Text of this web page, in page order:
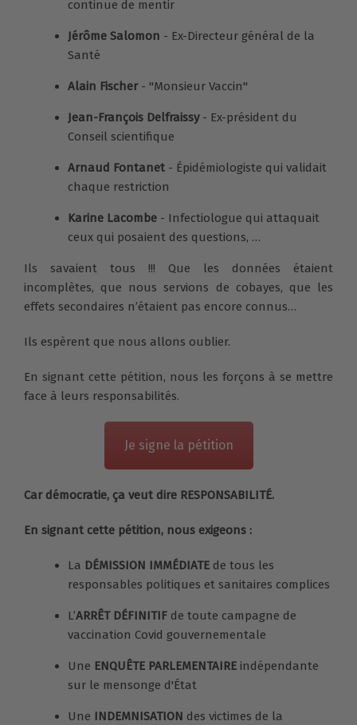
continue de mentir
Jérôme Salomon - Ex-Directeur général de la
Santé
Alain Fischer- "Monsieur Vaccin"
Jean-François Delfraissy- Ex-président du
Conseil scientifique
Arnaud Fontanet - Épidémiologiste qui validait
chaque restriction
Karine Lacombe - Infectiologue qui attaquait
ceux qui posaient des questions, …
Ils savaient tous !!! Que les données étaient
incomplètes, que nous servions de cobayes, que les
effets secondaires n’étaient pas encore connus…
Ils espèrent que nous allons oublier.
En signant cette pétition, nous les forçons à se mettre
face à leurs responsabilités.
Je signe la pétition
Car démocratie, ça veut dire RESPONSABILITÉ.
En signant cette pétition, nous exigeons :
La DÉMISSION IMMÉDIATE de tous les
responsables politiques et sanitaires complices
L’ARRÊT DÉFINITIF de toute campagne de
vaccination Covid gouvernementale
Une ENQUÊTE PARLEMENTAIRE indépendante
sur le mensonge d'État
Une INDEMNISATION des victimes de la